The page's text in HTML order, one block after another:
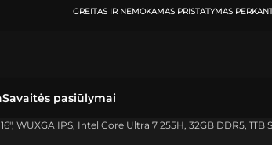
Savaitės pasiūlymai
WUXGA IPS, Intel Core Ultra 7 255H, 32GB DDR5,